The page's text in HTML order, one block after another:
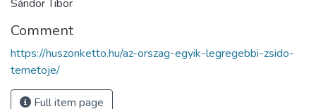
Sándor Tibor
Comment
https://huszonketto.hu/az-orszag-egyik-legregebbi-zsido-
temetoje/
Full item page